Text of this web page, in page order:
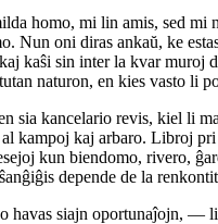
homo, mi lin amis, sed mi
Nun oni diras ankaŭ, ke
kaŝi sin inter la kvar muroj
naturon, en kies vasto li
sia kancelario revis, kiel li
kampoj kaj arbaro. Libroj
kun biendomo, rivero,
depende de la
siajn oportunaĵojn, — li